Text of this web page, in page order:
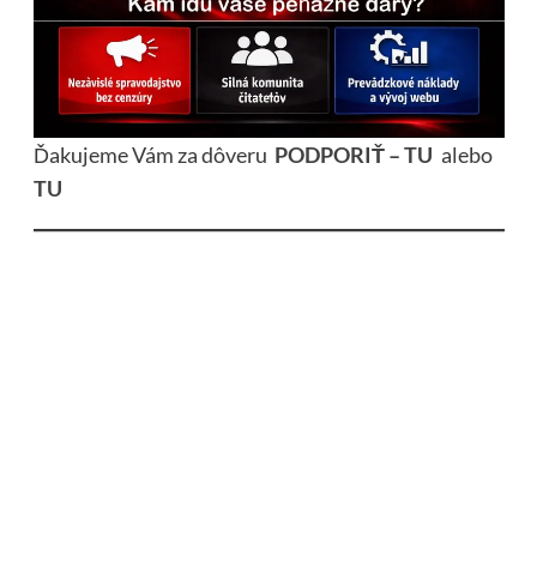
Ďakujeme Vám za dôveru PODPORIŤ – TU alebo
TU